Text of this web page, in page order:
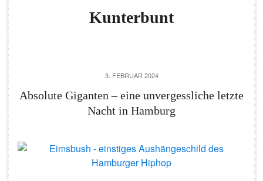
Kunterbunt
3. FEBRUAR 2024
Absolute Giganten – eine unvergessliche letzte
Nacht in Hamburg